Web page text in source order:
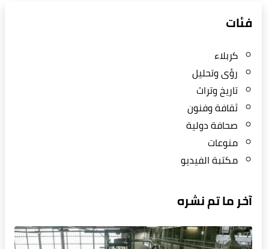
فئات
كربلاء
رؤى وتحليل
تاريخ وتراث
ثقافة وفنون
صحافة دولية
منوعات
مكتبة الفيديو
آخر ما تم نشره